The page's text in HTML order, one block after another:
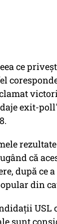
ce
exit-
că
după ce
din
USL
sunt